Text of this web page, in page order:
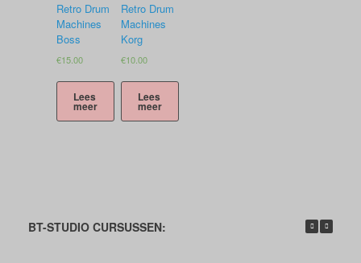
Retro Drum
Machines
Boss
€15.00
Lees
meer
Retro Drum
Machines
Korg
€10.00
Lees
meer
BT-STUDIO CURSUSSEN: